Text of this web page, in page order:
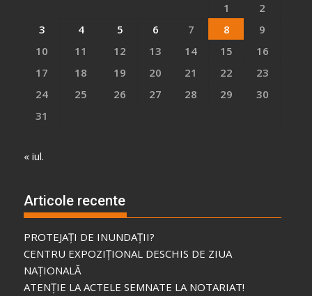
1
2
3
4 5 6 7 8
9
10
11 12 13 14 15
16
17
18 19 20 21 22
23
24
25 26 27 28 29
30
31
« iul.
Articole recente
PROTEJAȚI DE INUNDAȚII?
CENTRU EXPOZIȚIONAL DESCHIS DE ZIUA
NAȚIONALĂ
ATENȚIE LA ACTELE SEMNATE LA NOTARIAT!